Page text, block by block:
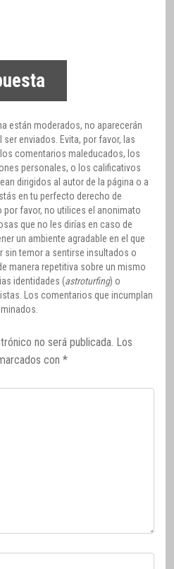
están moderados, no aparecerán
enviados. Evita, por favor, las
comentarios maleducados, los
personales, o los calificativos
dirigidos al autor de la página o a
en tu perfecto derecho de
favor, no utilices el anonimato
que no les dirías en caso de
un ambiente agradable en el que
sin temor a sentirse insultados o
manera repetitiva sobre un mismo
identidades (astroturfing) o
Los comentarios que incumplan
no será publicada. Los
con *